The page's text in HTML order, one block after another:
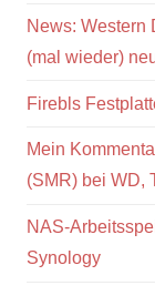
News: Western
(mal wieder)
Firebls
Mein
(SMR) bei WD,
NAS-
Synology